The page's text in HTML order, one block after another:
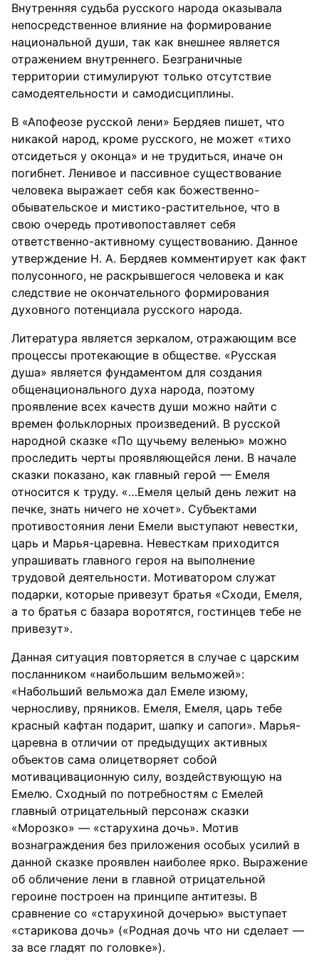
Внутренняя судьба русского народа оказывала
непосредственное влияние на формирование
национальной души, так как внешнее является
отражением внутреннего. Безграничные
территории стимулируют только отсутствие
самодеятельности и самодисциплины.
В «Апофеозе русской лени» Бердяев пишет, что
никакой народ, кроме русского, не может «тихо
отсидеться у оконца» и не трудиться, иначе он
погибнет. Ленивое и пассивное существование
человека выражает себя как божественно-
обывательское и мистико-растительное, что в
свою очередь противопоставляет себя
ответственно-активному существованию. Данное
утверждение Н. А. Бердяев комментирует как факт
полусонного, не раскрывшегося человека и как
следствие не окончательного формирования
духовного потенциала русского народа.
Литература является зеркалом, отражающим все
процессы протекающие в обществе. «Русская
душа» является фундаментом для создания
общенационального духа народа, поэтому
проявление всех качеств души можно найти с
времен фольклорных произведений. В русской
народной сказке «По щучьему веленью» можно
проследить черты проявляющейся лени. В начале
сказки показано, как главный герой — Емеля
относится к труду. «…Емеля целый день лежит на
печке, знать ничего не хочет». Субъектами
противостояния лени Емели выступают невестки,
царь и Марья-царевна. Невесткам приходится
упрашивать главного героя на выполнение
трудовой деятельности. Мотиватором служат
подарки, которые привезут братья «Сходи, Емеля,
а то братья с базара воротятся, гостинцев тебе не
привезут».
Данная ситуация повторяется в случае с царским
посланником «наибольшим вельможей»:
«Набольший вельможа дал Емеле изюму,
черносливу, пряников. Емеля, Емеля, царь тебе
красный кафтан подарит, шапку и сапоги». Марья-
царевна в отличии от предыдущих активных
объектов сама олицетворяет собой
мотивацивационную силу, воздействующую на
Емелю. Сходный по потребностям с Емелей
главный отрицательный персонаж сказки
«Морозко» — «старухина дочь». Мотив
вознаграждения без приложения особых усилий в
данной сказке проявлен наиболее ярко. Выражение
об обличение лени в главной отрицательной
героине построен на принципе антитезы. В
сравнение со «старухиной дочерью» выступает
«старикова дочь» («Родная дочь что ни сделает —
за все гладят по головке»).